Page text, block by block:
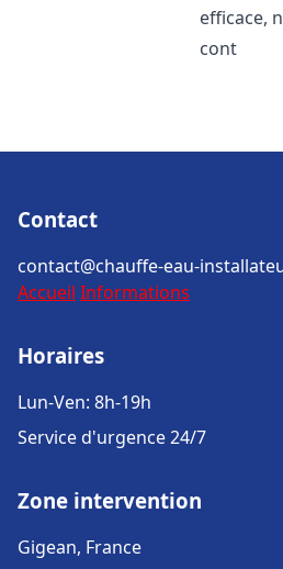
efficace,
cont
Contact
contact@chauffe-eau-
Accueil Informations
Horaires
Lun-Ven: 8h-19h
Service d'urgence 24/7
Zone intervention
Gigean, France